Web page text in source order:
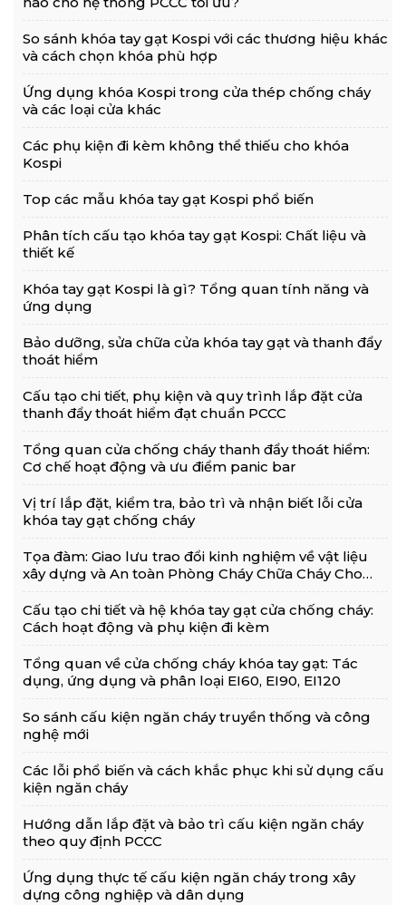
So sánh khóa tay gạt Kospi với các thương hiệu khác
và cách chọn khóa phù hợp
Ứng dụng khóa Kospi trong cửa thép chống cháy
và các loại cửa khác
Các phụ kiện đi kèm không thể thiếu cho khóa
Kospi
Top các mẫu khóa tay gạt Kospi phổ biến
Phân tích cấu tạo khóa tay gạt Kospi: Chất liệu và
thiết kế
Khóa tay gạt Kospi là gì? Tổng quan tính năng và
ứng dụng
Bảo dưỡng, sửa chữa cửa khóa tay gạt và thanh đẩy
thoát hiểm
Cấu tạo chi tiết, phụ kiện và quy trình lắp đặt cửa
thanh đẩy thoát hiểm đạt chuẩn PCCC
Tổng quan cửa chống cháy thanh đẩy thoát hiểm:
Cơ chế hoạt động và ưu điểm panic bar
Vị trí lắp đặt, kiểm tra, bảo trì và nhận biết lỗi cửa
khóa tay gạt chống cháy
Tọa đàm: Giao lưu trao đổi kinh nghiệm về vật liệu
xây dựng và An toàn Phòng Cháy Chữa Cháy Cho
Cấu tạo chi tiết và hệ khóa tay gạt cửa chống cháy:
Cách hoạt động và phụ kiện đi kèm
Tổng quan về cửa chống cháy khóa tay gạt: Tác
dụng, ứng dụng và phân loại EI60, EI90, EI120
So sánh cấu kiện ngăn cháy truyền thống và công
nghệ mới
Các lỗi phổ biến và cách khắc phục khi sử dụng cấu
kiện ngăn cháy
Hướng dẫn lắp đặt và bảo trì cấu kiện ngăn cháy
theo quy định PCCC
Ứng dụng thực tế cấu kiện ngăn cháy trong xây
dựng công nghiệp và dân dụng